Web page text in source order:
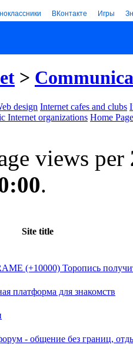
ВКонтакте Игры
>
design Internet cafes and clubs
Internet organizations Home
views per
.
Site title
(+10000) Торопись
платформа для знакомств
- общение без границ,